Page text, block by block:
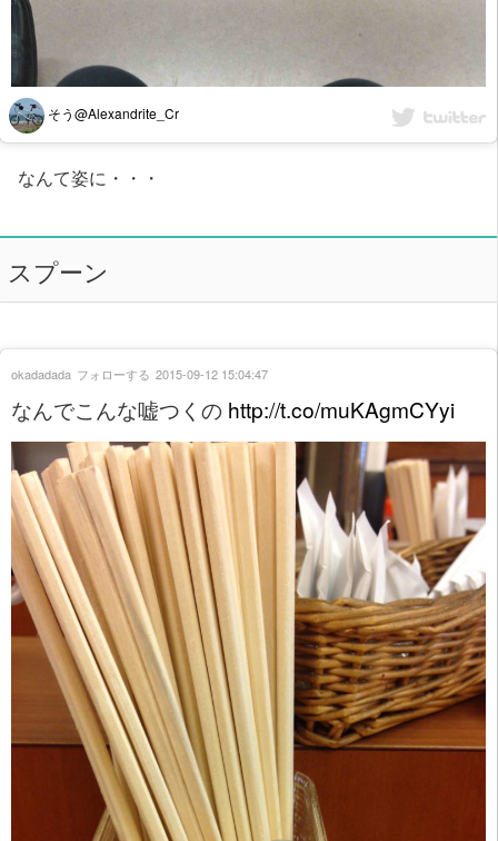
そう@Alexandrite_Cr
なんて姿に・・・
スプーン
なんでこんな嘘つくの http://t.co/muKAgmCYyi
okadadada フォローする 2015-09-12 15:04:47